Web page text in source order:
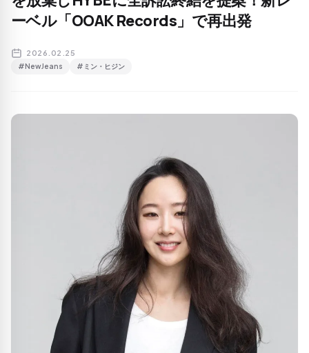
ーベル「OOAK Records」で再出発
2026.02.25
#NewJeans #ミン・ヒジン